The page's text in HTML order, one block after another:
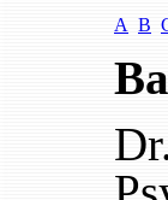
A B